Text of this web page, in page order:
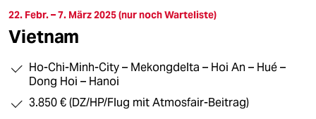
berlin
wahrheit
22. Febr. – 7. März 2025 (nur noch Warteliste)
Vietnam
Ho-Chi-Minh-City – Mekongdelta – Hoi An – Hué –
Dong Hoi – Hanoi
3.850 € (DZ/HP/Flug mit Atmosfair-Beitrag)